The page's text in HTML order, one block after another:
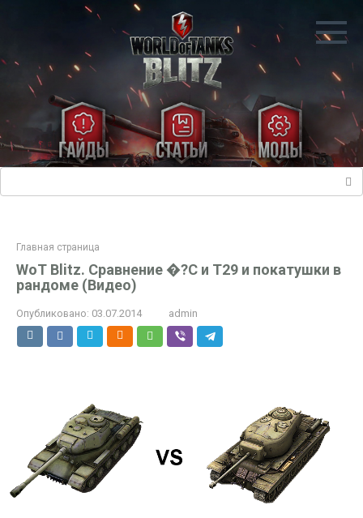
Главная страница
WoT Blitz. Сравнение �?С и Т29 и покатушки в
рандоме (Видео)
Опубликовано: 03.07.2014 admin